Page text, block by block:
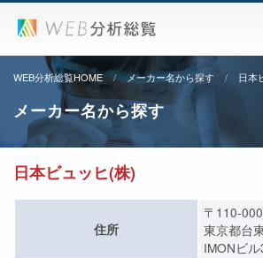
WEB分析総覧HOME メーカー名から探す 日本
メーカー名から探す
日本ビュッヒ(株)
住所
〒110-
東京都台
IMONビ